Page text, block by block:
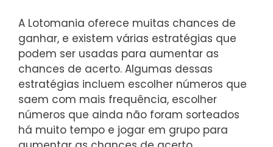
A Lotomania oferece muitas chances de
ganhar, e existem várias estratégias que
podem ser usadas para aumentar as
chances de acerto. Algumas dessas
estratégias incluem escolher números que
saem com mais frequência, escolher
números que ainda não foram sorteados
há muito tempo e jogar em grupo para